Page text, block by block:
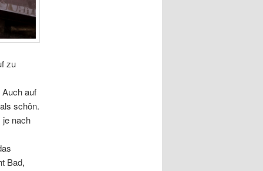
zu
auf
schön.
je nach
Bad,